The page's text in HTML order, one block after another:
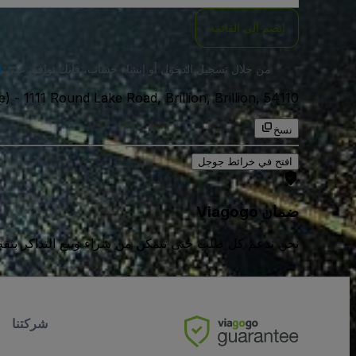
انضم إلى القائمة
من خلال تسجيل الدخول أو إنشاء حساب، فإنك توافق على
- 1111 Round Lake Road, Brillion, Brillion, 54110, الولايات المتحدة الامريكية
نسخ
افتح في خرائط جوجل
ضمان Viagogo
نحن ندعم كل طلب حتى تتمكن من شراء وبيع التذاكر بثقة
شركتنا